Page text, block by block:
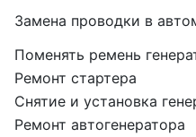
Замена проводки в
Поменять ремень
Ремонт стартера
Снятие и установка
Ремонт автогенератора